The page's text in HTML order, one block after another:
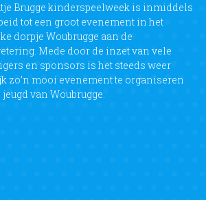
Brugge kinderspeelweek is inmiddels
tot een groot evenement in het
dorpje Woubrugge aan de
Mede door de inzet van vele
en sponsors is het steeds weer
zo’n mooi evenement te organiseren
van Woubrugge.